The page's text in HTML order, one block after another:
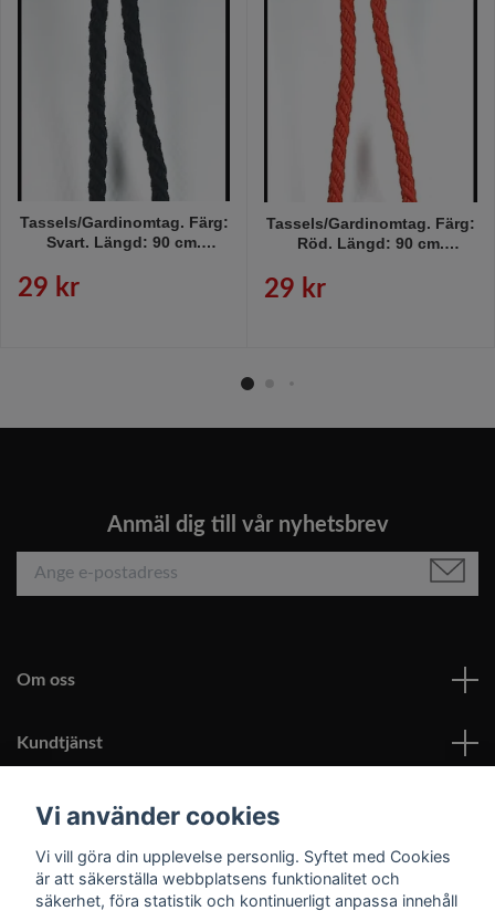
Tassels/Gardinomtag. Färg:
Svart. Längd: 90 cm.
29 kr
Tassels/Gardinomtag. Färg:
Röd. Längd: 90 cm.
29 kr
Anmäl dig till vår nyhetsbrev
Om oss
Kundtjänst
Läs mer
Sociala medier
Vi använder cookies
Vi vill göra din upplevelse personlig. Syftet med Cookies
är att säkerställa webbplatsens funktionalitet och
säkerhet, föra statistik och kontinuerligt anpassa innehåll